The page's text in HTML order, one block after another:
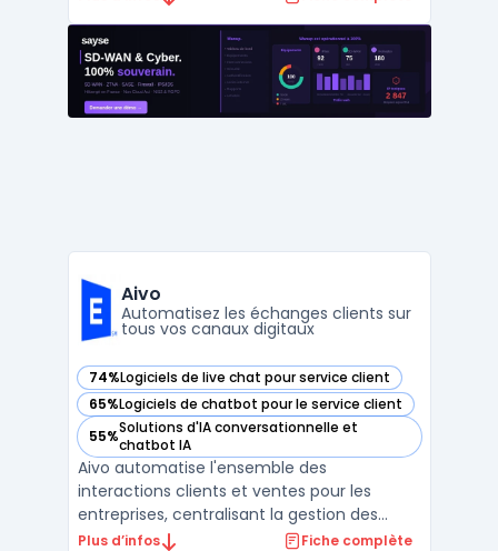
1,56 trillion de mots issus du web et de
données de dialogues publics. Le modèle
cible les besoins d ...
Aivo
Automatisez les échanges clients sur
tous vos canaux digitaux
74%Logiciels de live chat pour service client
— voir Aivo dans cette catégorie
65%Logiciels de chatbot pour le service client
— voir Aivo dans cette catégorie
55%Solutions d'IA conversationnelle et
chatbot IA
— voir Aivo dans cette catégorie
Aivo automatise l'ensemble des
interactions clients et ventes pour les
entreprises, centralisant la gestion des
conversations sur différents canaux
Plus d’infos Fiche complète